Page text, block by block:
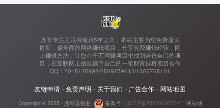
虎哥专注互联网项目5年之久，本站主要为您免费提供
最新、最全面的网络赚钱项目，分享免费赚钱经验，网
上赚钱方法，让您在千万网赚项目中找到合适自己的项
目，在互联网上创造属于自己的一笔财富挂机项目合作
QQ：2015125998/2509279613/1305765101
友链申请 - 免责声明 - 关于我们 - 广告合作 - 网站地图
Copyright © 2025 · 虎哥说创业 备案号： 豫ICP备2022018872号" ·网站地